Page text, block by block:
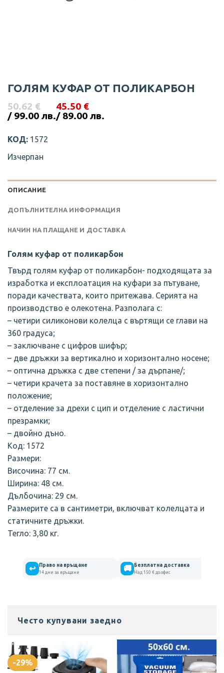
ГОЛЯМ КУФАР ОТ ПОЛИКАРБОН
50.62 €
/ 99.00 лв.
Original
price
was:
50.62 €
/
99.00
45.50 €
/ 89.00 лв.
Текущата
цена
е:
45.50 €
/
89.00
КОД: 1572
Изчерпан
ОПИСАНИЕ
ДОПЪЛНИТЕЛНА ИНФОРМАЦИЯ
НАЧИН НА ПЛАЩАНЕ И ДОСТАВКА
Голям куфар от поликарбон
Твърд голям куфар от поликарбон- подходящата за
изработка и експлоатация на куфари за пътуване,
поради качествата, които притежава. Серията на
производство е олекотена. Разполага с:
– четири силиконови колелца с въртящи се глави нa
360 градуса;
– заключване с цифров шифър;
– две дръжки за вертикално и хоризонтално носене;
– оптична дръжка с две степени / за дърпане/;
– четири крачета за поставяне в хоризонтално
положение;
– отделение за дрехи с цип и отделение с ластични
презрамки;
– двойно дъно.
Код: 1572
Размери:
Височина: 77 см.
Ширина: 48 см.
Дълбочина: 29 см.
Размерите са в сантиметри, включват колелцата и
статичните дръжки.
Тегло: 3,80 кг.
↩ Право на връщане
14 дни за връщане 🚚 Безплатна доставка
Над 150 € до офис
Често купувани заедно
-29%